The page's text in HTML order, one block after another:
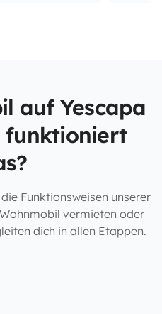
auf Yescapa
funktioniert
Funktionsweisen unserer
vermieten oder
dich in allen Etappen.